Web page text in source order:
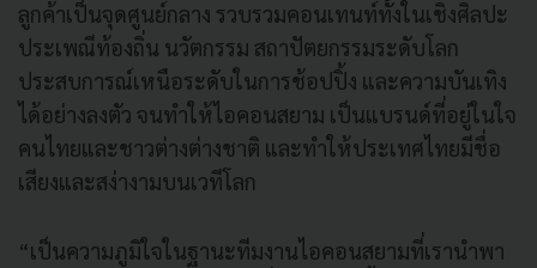
ลูกค้าเป็นจุดศูนย์กลาง รวบรวมคอนเทนท์ทั้งในเชิงศิลปะ
ประเพณีท้องถิ่น นวัตกรรม สถาปัตยกรรมระดับโลก
ประสบการณ์เหนือระดับในการช้อปปิ้ง และความบันเทิง
ได้อย่างลงตัว จนทำให้ไอคอนสยาม เป็นแบรนด์ที่อยู่ในใจ
คนไทยและชาวต่างต่างชาติ และทำให้ประเทศไทยมีชื่อ
เสียงและสง่างามบนเวทีโลก
“เป็นความภูมิใจในฐานะทีมงานไอคอนสยามที่เรานำพา